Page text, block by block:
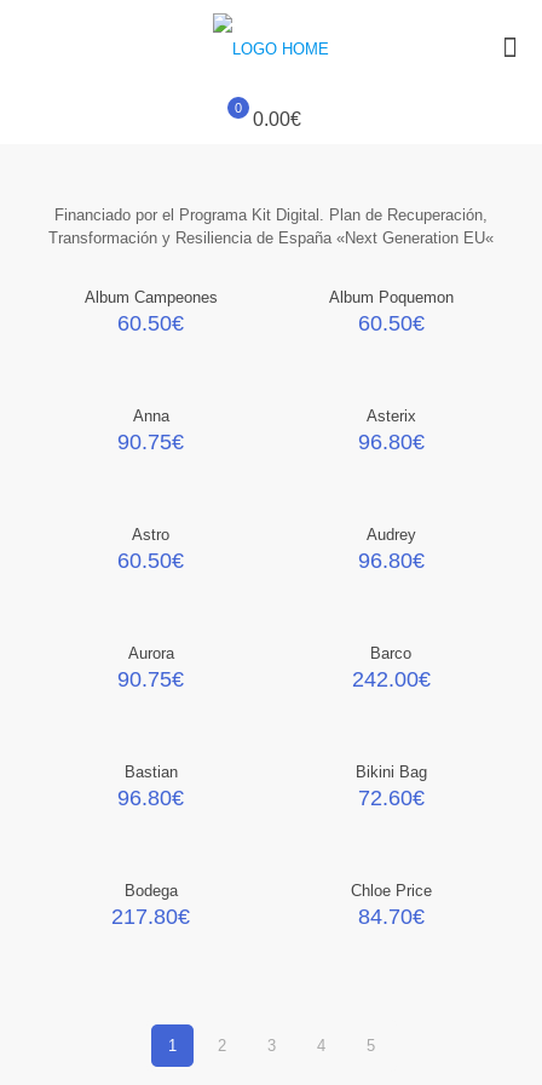
0
0.00€
Financiado por el Programa Kit Digital. Plan de Recuperación,
Transformación y Resiliencia de España «Next Generation EU«
Album Campeones
60.50€
Album Poquemon
60.50€
Anna
90.75€
Asterix
96.80€
Astro
60.50€
Audrey
96.80€
Aurora
90.75€
Barco
242.00€
Bastian
96.80€
Bikini Bag
72.60€
Bodega
217.80€
Chloe Price
84.70€
1 2 3 4 5